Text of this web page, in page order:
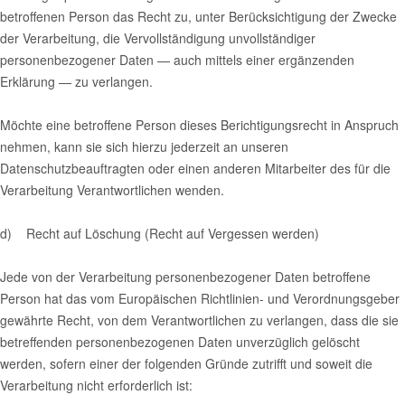
betroffenen Person das Recht zu, unter Berücksichtigung der Zwecke
der Verarbeitung, die Vervollständigung unvollständiger
personenbezogener Daten — auch mittels einer ergänzenden
Erklärung — zu verlangen.
Möchte eine betroffene Person dieses Berichtigungsrecht in Anspruch
nehmen, kann sie sich hierzu jederzeit an unseren
Datenschutzbeauftragten oder einen anderen Mitarbeiter des für die
Verarbeitung Verantwortlichen wenden.
d) Recht auf Löschung (Recht auf Vergessen werden)
Jede von der Verarbeitung personenbezogener Daten betroffene
Person hat das vom Europäischen Richtlinien- und Verordnungsgeber
gewährte Recht, von dem Verantwortlichen zu verlangen, dass die sie
betreffenden personenbezogenen Daten unverzüglich gelöscht
werden, sofern einer der folgenden Gründe zutrifft und soweit die
Verarbeitung nicht erforderlich ist: